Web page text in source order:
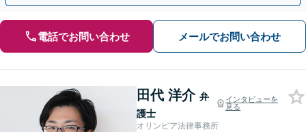
電話でお問い合わせ メールでお問い合わせ
田代 洋介 弁
護士
インタビューを
見る
オリンピア法律事務所